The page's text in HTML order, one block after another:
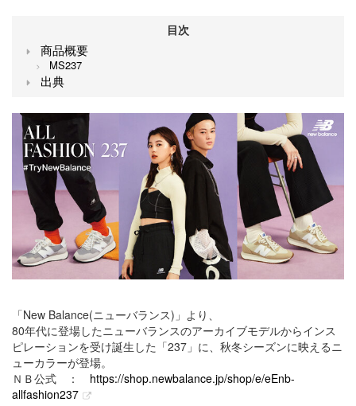
目次
商品概要
MS237
出典
「New Balance(ニューバランス)」より、
80年代に登場したニューバランスのアーカイブモデルからインス
ピレーションを受け誕生した「237」に、秋冬シーズンに映えるニ
ューカラーが登場。
ＮＢ公式 ： https://shop.newbalance.jp/shop/e/eEnb-
allfashion237